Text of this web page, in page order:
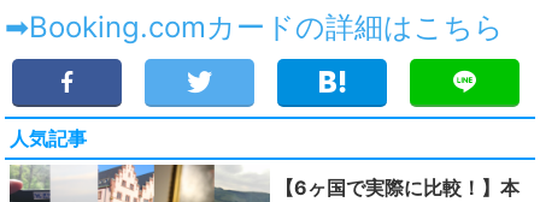
➡Booking.comカードの詳細はこちら
人気記事
【6ヶ国で実際に比較！】本